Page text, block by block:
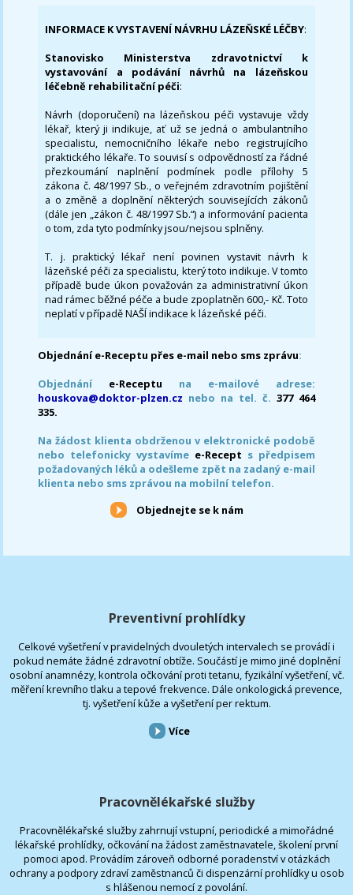
INFORMACE K VYSTAVENÍ NÁVRHU LÁZEŇSKÉ LÉČBY:
Stanovisko Ministerstva zdravotnictví k
vystavování a podávání návrhů na lázeňskou
léčebně rehabilitační péči:
Návrh (doporučení) na lázeňskou péči vystavuje vždy
lékař, který ji indikuje, ať už se jedná o ambulantního
specialistu, nemocničního lékaře nebo registrujícího
praktického lékaře. To souvisí s odpovědností za řádné
přezkoumání naplnění podmínek podle přílohy 5
zákona č. 48/1997 Sb., o veřejném zdravotním pojištění
a o změně a doplnění některých souvisejících zákonů
(dále jen „zákon č. 48/1997 Sb.“) a informování pacienta
o tom, zda tyto podmínky jsou/nejsou splněny.
T. j. praktický lékař není povinen vystavit návrh k
lázeňské péči za specialistu, který toto indikuje. V tomto
případě bude úkon považován za administrativní úkon
nad rámec běžné péče a bude zpoplatněn 600,- Kč. Toto
neplatí v případě NAŠÍ indikace k lázeňské péči.
Objednání e-Receptu přes e-mail nebo sms zprávu:
Objednání e-Receptu na e-mailové adrese:
houskova@doktor-plzen.cz nebo na tel. č. 377 464
335.
Na žádost klienta obdrženou v elektronické podobě
nebo telefonicky vystavíme e-Recept s předpisem
požadovaných léků a odešleme zpět na zadaný e-mail
klienta nebo sms zprávou na mobilní telefon.
Objednejte se k nám
Preventivní prohlídky
Celkové vyšetření v pravidelných dvouletých intervalech se provádí i
pokud nemáte žádné zdravotní obtíže. Součástí je mimo jiné doplnění
osobní anamnézy, kontrola očkování proti tetanu, fyzikální vyšetření, vč.
měření krevního tlaku a tepové frekvence. Dále onkologická prevence,
tj. vyšetření kůže a vyšetření per rektum.
Více
Pracovnělékařské služby
Pracovnělékařské služby zahrnují vstupní, periodické a mimořádné
lékařské prohlídky, očkování na žádost zaměstnavatele, školení první
pomoci apod. Provádím zároveň odborné poradenství v otázkách
ochrany a podpory zdraví zaměstnanců či dispenzární prohlídky u osob
s hlášenou nemocí z povolání.